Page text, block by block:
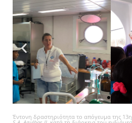
Έντονη δραστηριότητα το απόγευμα της